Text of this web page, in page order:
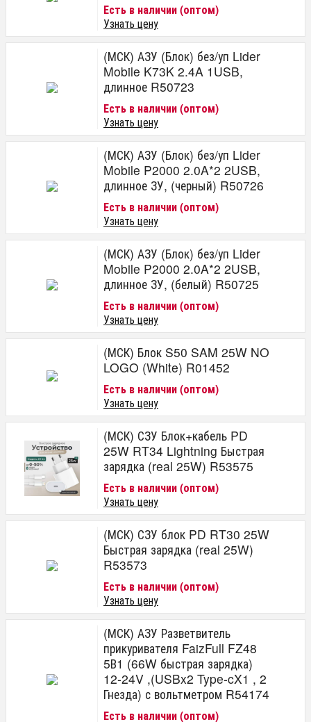
Есть в наличии (оптом)
Узнать цену
(МСК) АЗУ (Блок) без/уп Lider
Mobile K73K 2.4A 1USB,
длинное R50723
Есть в наличии (оптом)
Узнать цену
(МСК) АЗУ (Блок) без/уп Lider
Mobile P2000 2.0A*2 2USB,
длинное ЗУ, (черный) R50726
Есть в наличии (оптом)
Узнать цену
(МСК) АЗУ (Блок) без/уп Lider
Mobile P2000 2.0A*2 2USB,
длинное ЗУ, (белый) R50725
Есть в наличии (оптом)
Узнать цену
(МСК) Блок S50 SAM 25W NO
LOGO (White) R01452
Есть в наличии (оптом)
Узнать цену
(МСК) СЗУ Блок+кабель PD
25W RT34 Lightning Быстрая
зарядка (real 25W) R53575
Есть в наличии (оптом)
Узнать цену
(МСК) СЗУ блок PD RT30 25W
Быстрая зарядка (real 25W)
R53573
Есть в наличии (оптом)
Узнать цену
(МСК) АЗУ Разветвитель
прикуривателя FaizFull FZ48
5В1 (66W быстрая зарядка)
12-24V ,(USBx2 Type-cX1 , 2
Гнезда) с вольтметром R54174
Есть в наличии (оптом)